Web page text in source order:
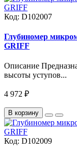
Код: D102007
Глубиномер
GRIFF
Описание
высоты уступов...
4 972 ₽
В корзину
Код: D102009